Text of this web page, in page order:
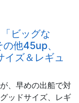
ビッグな
他45up、
ズ＆レギュ
、早めの出船で対
ッドサイズ、レギ